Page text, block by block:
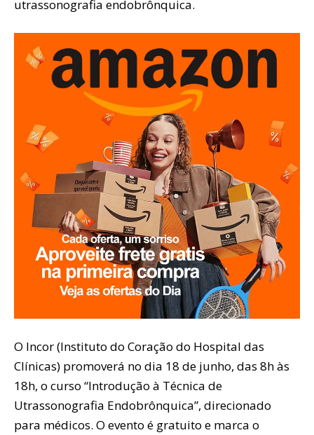
utrassonografia endobrônquica.
O Incor (Instituto do Coração do Hospital das
Clínicas) promoverá no dia 18 de junho, das 8h às
18h, o curso “Introdução à Técnica de
Utrassonografia Endobrônquica”, direcionado
para médicos. O evento é gratuito e marca o